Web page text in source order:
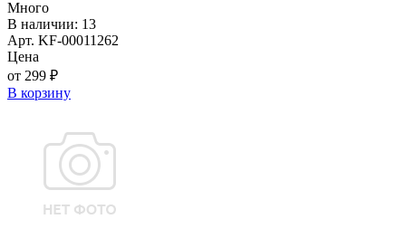
Много
В наличии: 13
Арт. KF-00011262
Цена
от 299 ₽
В корзину